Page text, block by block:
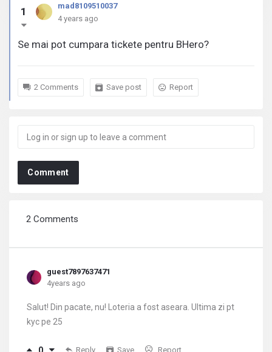
1
mad8109510037
4 years ago
Se mai pot cumpara tickete pentru BHero?
2 Comments Save post Report
Comment
2 Comments
guest7897637471
4years ago
Salut! Din pacate, nu! Loteria a fost aseara. Ultima zi pt
kyc pe 25
Reply Save Report